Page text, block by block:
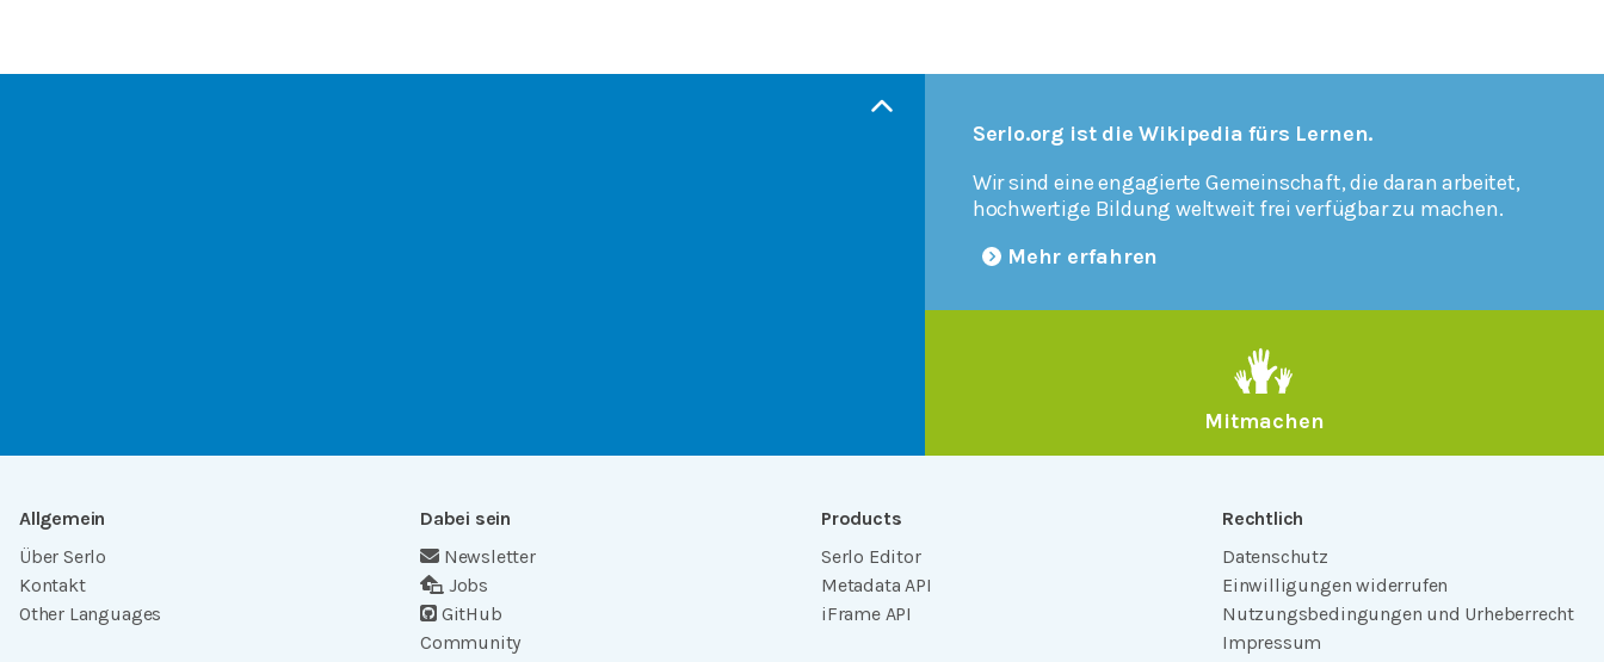
Serlo.org ist die Wikipedia fürs Lernen.
Wir sind eine engagierte Gemeinschaft, die daran arbeitet,
hochwertige Bildung weltweit frei verfügbar zu machen.
Mehr erfahren
Mitmachen
Allgemein
Über Serlo
Kontakt
Other Languages
Dabei sein
Newsletter
Jobs
GitHub
Community
Products
Serlo Editor
Metadata API
iFrame API
Rechtlich
Datenschutz
Einwilligungen widerrufen
Nutzungsbedingungen und Urheberrecht
Impressum